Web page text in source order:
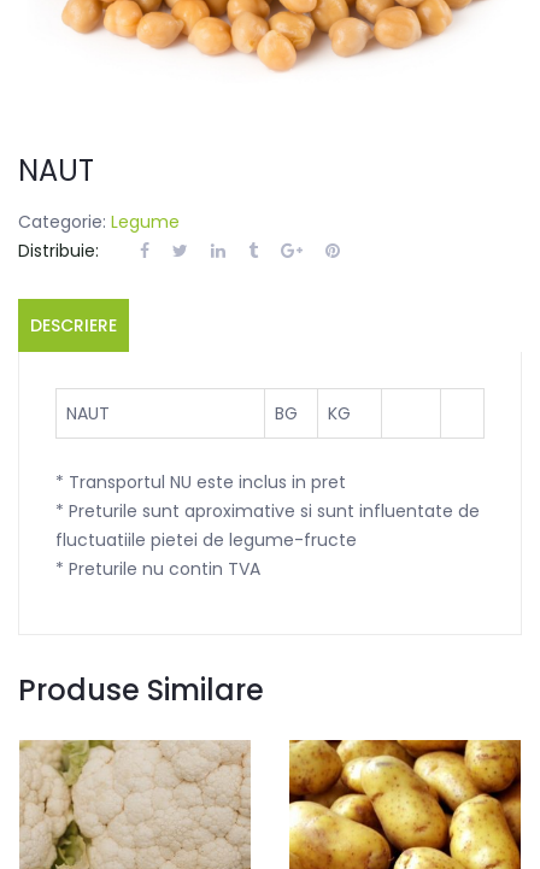
NAUT
Categorie: Legume
Distribuie:
DESCRIERE
NAUT BG KG
* Transportul NU este inclus in pret
* Preturile sunt aproximative si sunt influentate de
fluctuatiile pietei de legume-fructe
* Preturile nu contin TVA
Produse Similare